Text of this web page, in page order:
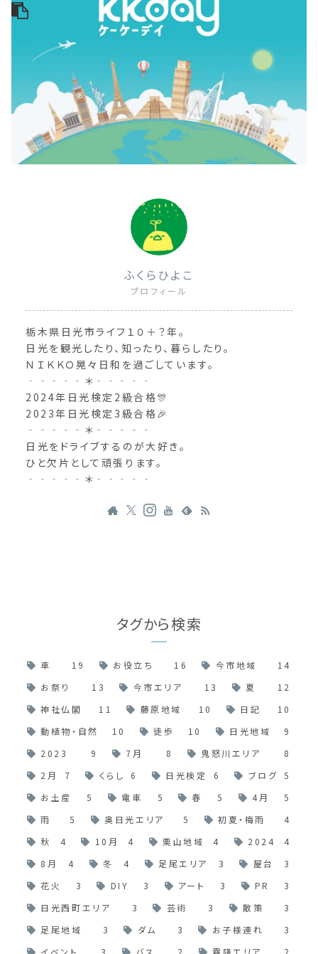
ふくらひよこ
プロフィール
栃木県日光市ライフ１０＋？年。
日光を観光したり、知ったり、暮らしたり。
ＮＩＫＫＯ晃々日和を過ごしています。
‐‐‐‐‐＊‐‐‐‐‐
2024年日光検定2級合格🎊
2023年日光検定3級合格🎉
‐‐‐‐‐＊‐‐‐‐‐
日光をドライブするのが大好き。
ひと欠片として頑張ります。
‐‐‐‐‐＊‐‐‐‐‐
タグから検索
車 19 お役立ち 16 今市地域
14
お祭り
13 今市エリア 13 夏
12
神社仏閣
11 藤原地域 10 日記
10
動植物・自然
10 徒歩 10 日光地域
9
2023
9 7月 8 鬼怒川エリア
8
2月
7 くらし 6 日光検定 6 ブログ
5
お土産
5 電車 5 春 5 4月
5
雨
5 奥日光エリア 5 初夏・梅雨
4
秋
4 10月 4 栗山地域 4 2024
4
8月
4 冬 4 足尾エリア 3 屋台
3
花火
3 DIY 3 アート 3 PR
3
日光西町エリア
3 芸術 3 散策
3
足尾地域
3 ダム 3 お子様連れ
3
イベント
3 バス 2 霧降エリア 2